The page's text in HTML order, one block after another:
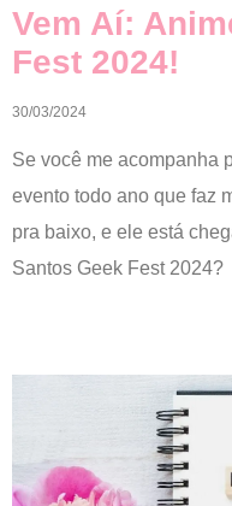
Vem Aí:
Fest 2024!
30/03/2024
Se você me acompanha
evento todo ano que faz
pra baixo, e ele está
Santos Geek Fest 2024?